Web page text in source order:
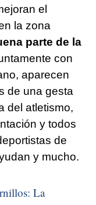
el
la zona
parte de la
con
aparecen
de una gesta
del atletismo,
y todos
de
y mucho.
La